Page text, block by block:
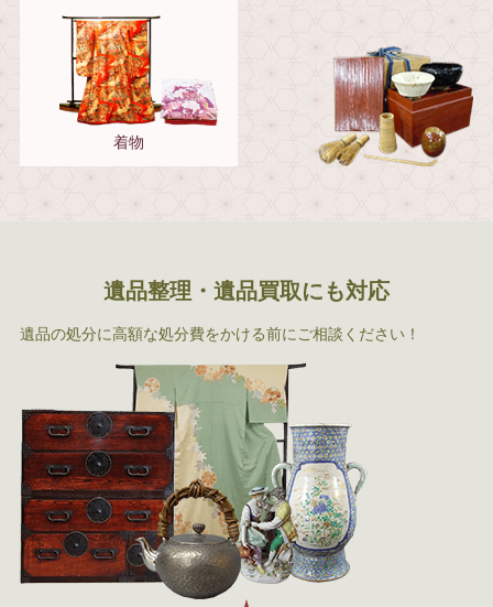
着物
遺品整理・遺品買取にも対応
遺品の処分に高額な処分費をかける前にご相談ください！